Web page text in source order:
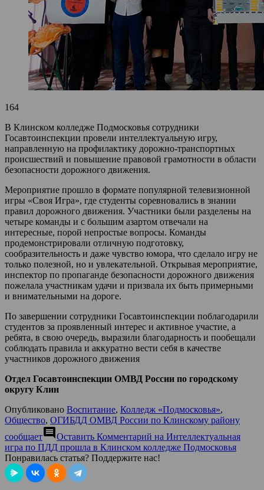
164
В Клинском колледже Подмосковья сотрудники
Госавтоинспекции провели интеллектуальную игру,
направленную на профилактику дорожно-транспортных
происшествий и повышение правовой грамотности в области
безопасности дорожного движения.
Мероприятие прошло в формате популярной телевизионной
игры «Своя Игра», где студенты соревновались в знании
правил дорожного движения. Участники были разделены на
четыре команды и с большим азартом отвечали на
интересные, порой непростые вопросы. Команды
продемонстрировали отличную подготовку,
сообразительность и даже чувство юмора, что сделало игру не
только полезной, но и увлекательной. Открывая мероприятие,
инспектор по пропаганде безопасности дорожного движения
пожелала участникам удачи и призвала их быть примерными
и внимательными на дороге.
По завершении сотрудники Госавтоинспекции поблагодарили
студентов за проявленный интерес и активное участие, а
ребята, в свою очередь, выразили благодарность и пообещали
соблюдать правила и аккуратно вести себя в качестве
участников дорожного движения
Отдел Госавтоинспекции ОМВД России по городскому
округу Клин
Опубликовано Воспитание, Колледж «Подмосковья»,
Общество, ОГИБДД ОМВД России по Клинскому району
сообщаетcomment Оставить Комментарий на Интеллектуальная
игра по ПДД прошла в Клинском колледже Подмосковья
Понравилась статья? Поддержите нас!